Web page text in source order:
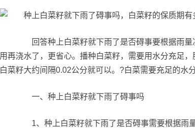
回答种上白菜籽就下雨了是否碍事要根据雨量
用再浇水了，更省心。播种白菜籽，需要用水分充足
白菜籽大约间隔0.02公分就可以。?白菜需要充足的水
一、种上白菜籽就下雨了碍事吗
1、种上白菜籽就下雨了是否碍事需要根据雨